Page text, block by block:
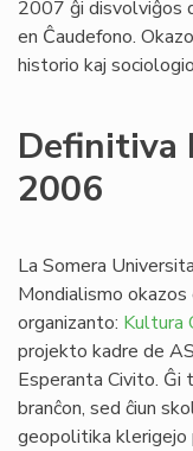
2007 ĝi disvolviĝos
en Ĉaudefono.
historio kaj
Definitiva
2006
La Somera
Mondialismo
organizanto: Kultura
projekto kadre de
Esperanta Civito. Ĝi
branĉon, sed ĉiun
geopolitika klerigejo